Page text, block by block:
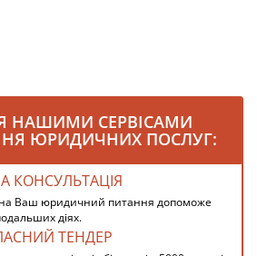
НАШИМИ СЕРВІСАМИ
ЮРИДИЧНИХ ПОСЛУГ:
КОНСУЛЬТАЦІЯ
на Ваш юридичний питання допоможе
діях.
ТЕНДЕР